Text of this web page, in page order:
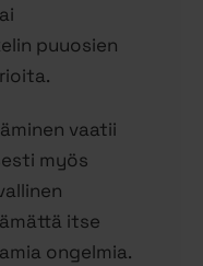
puuosien
vaatii
myös
itse
ongelmia.